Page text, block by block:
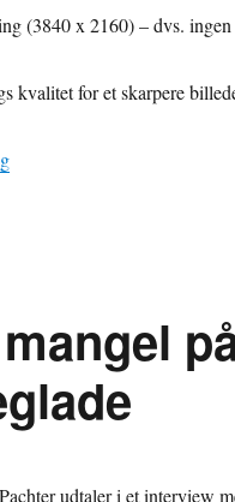
(3840 x 2160) – dvs. ingen
kvalitet for et skarpere
udtaler i et interview